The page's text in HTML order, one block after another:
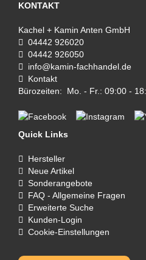
KONTAKT
Kachel + Kamin Anten GmbH
04442 926020
04442 926050
info@kamin-fachhandel.de
Kontakt
Bürozeiten: Mo. - Fr.: 09:00 -
Quick Links
Hersteller
Neue Artikel
Sonderangebote
FAQ - Allgemeine Fragen
Erweiterte Suche
Kunden-Login
Cookie-Einstellungen